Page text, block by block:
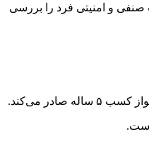
و امنیتی فرد را بررسی
صادر می‌کند.